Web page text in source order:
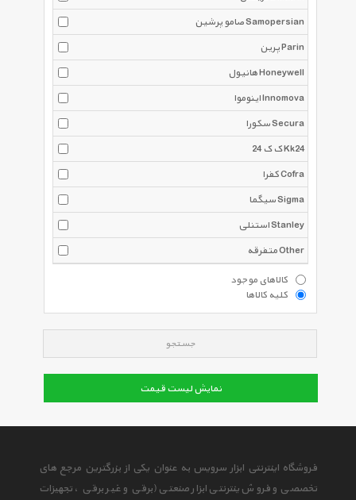
صامو پرشین Samopersian
پرین Parin
هانیول Honeywell
اینوموا Innomova
سکورا Secura
ک ک 24 Kk24
کفرا Cofra
سیگما Sigma
استنلی Stanley
متفرقه Other
کالاهای موجود
کلیه کالاها
جستجو
نمایش لیست قیمت
فروشگاه اینترنتی ابزار سرویس به عنوان یکی از بزرگترین مرجع های
تخصصی و فروش ینترنتی ابزار صنعتی (برقی و غیر برقی ، تجهیزات